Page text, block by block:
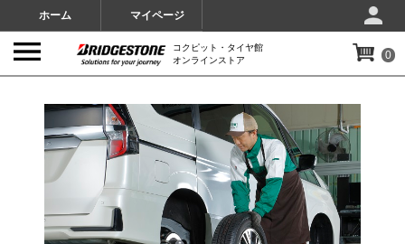
ホーム マイページ
コクピット・タイヤ館
オンラインストア
0